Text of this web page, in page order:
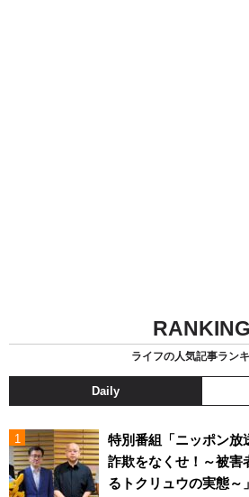
RANKING
ライフの人気記事ラン
Daily
特別番組「ニッポン
詐欺をなくせ！～被害
るトクリュウの実態～